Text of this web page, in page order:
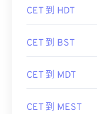
CET 到 HDT
CET 到 BST
CET 到 MDT
CET 到 MEST